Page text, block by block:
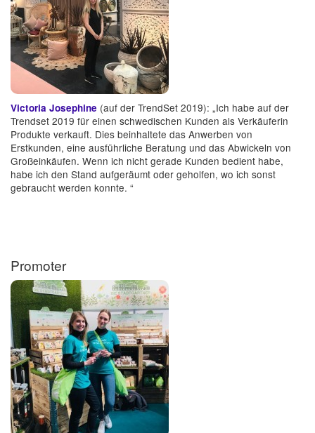
Victoria Josephine (auf der TrendSet 2019): „Ich habe auf der
Trendset 2019 für einen schwedischen Kunden als Verkäuferin
Produkte verkauft. Dies beinhaltete das Anwerben von
Erstkunden, eine ausführliche Beratung und das Abwickeln von
Großeinkäufen. Wenn ich nicht gerade Kunden bedient habe,
habe ich den Stand aufgeräumt oder geholfen, wo ich sonst
gebraucht werden konnte. “
Promoter